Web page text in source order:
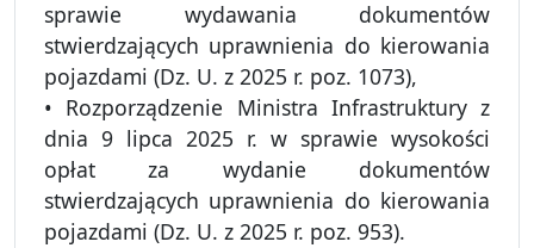
sprawie wydawania dokumentów
stwierdzających uprawnienia do kierowania
pojazdami (Dz. U. z 2025 r. poz. 1073),
• Rozporządzenie Ministra Infrastruktury z
dnia 9 lipca 2025 r. w sprawie wysokości
opłat za wydanie dokumentów
stwierdzających uprawnienia do kierowania
pojazdami (Dz. U. z 2025 r. poz. 953).